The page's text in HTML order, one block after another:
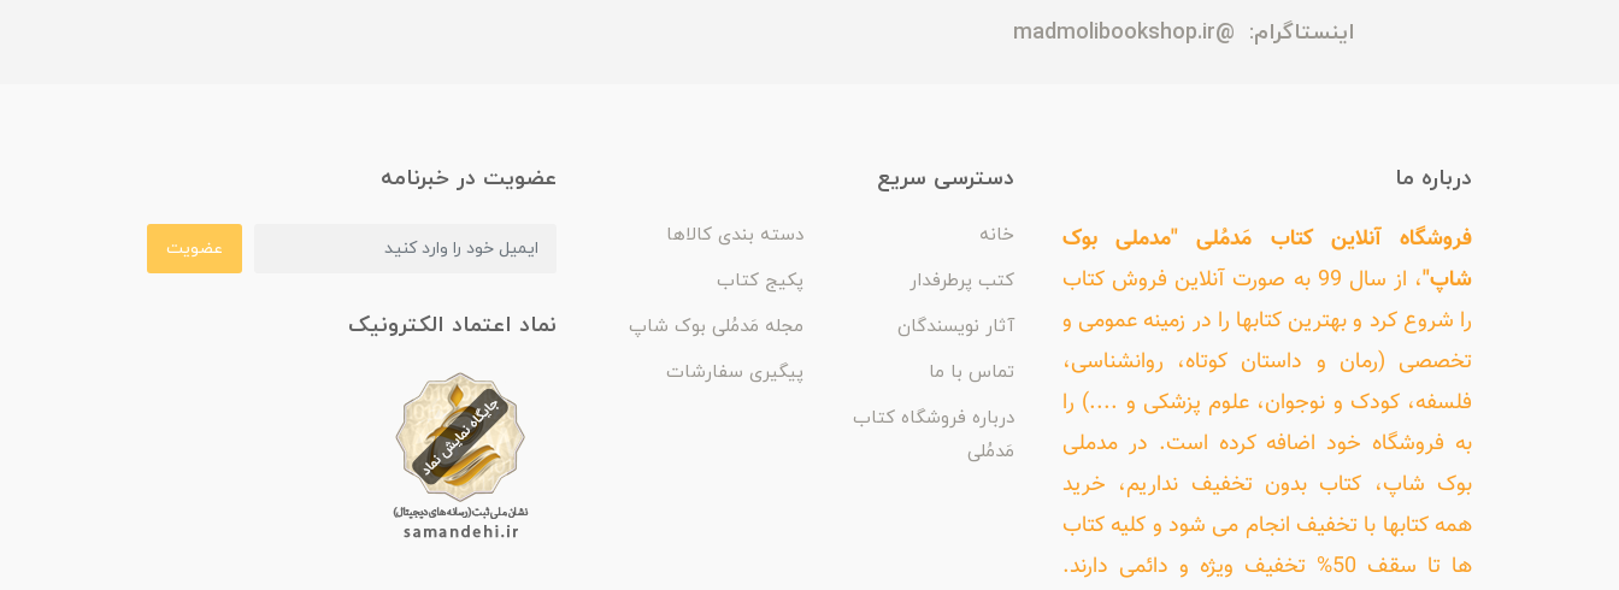
اینستاگرام: @madmolibookshop.ir
درباره ما
فروشگاه آنلاین کتاب مَدمُلی "مدملی بوک
شاپ"
، از سال 99 به صورت آنلاین فروش کتاب
را شروع کرد و بهترین کتابها را در زمینه عمومی و
تخصصی (رمان و داستان کوتاه، روانشناسی،
فلسفه، کودک و نوجوان، علوم پزشکی و ....) را
به فروشگاه خود اضافه کرده است. در مدملی
بوک شاپ، کتاب بدون تخفیف نداریم، خرید
همه کتابها با تخفیف انجام می شود و کلیه کتاب
ها تا سقف 50% تخفیف ویژه و دائمی دارند.
دسترسی سریع
خانه
دسته بندی کالاها
کتب پرطرفدار
پکیج کتاب
آثار نویسندگان
مجله مَدمُلی بوک شاپ
تماس با ما
پیگیری سفارشات
درباره فروشگاه کتاب
مَدمُلی
عضویت در خبرنامه
عضویت
نماد اعتماد الکترونیک